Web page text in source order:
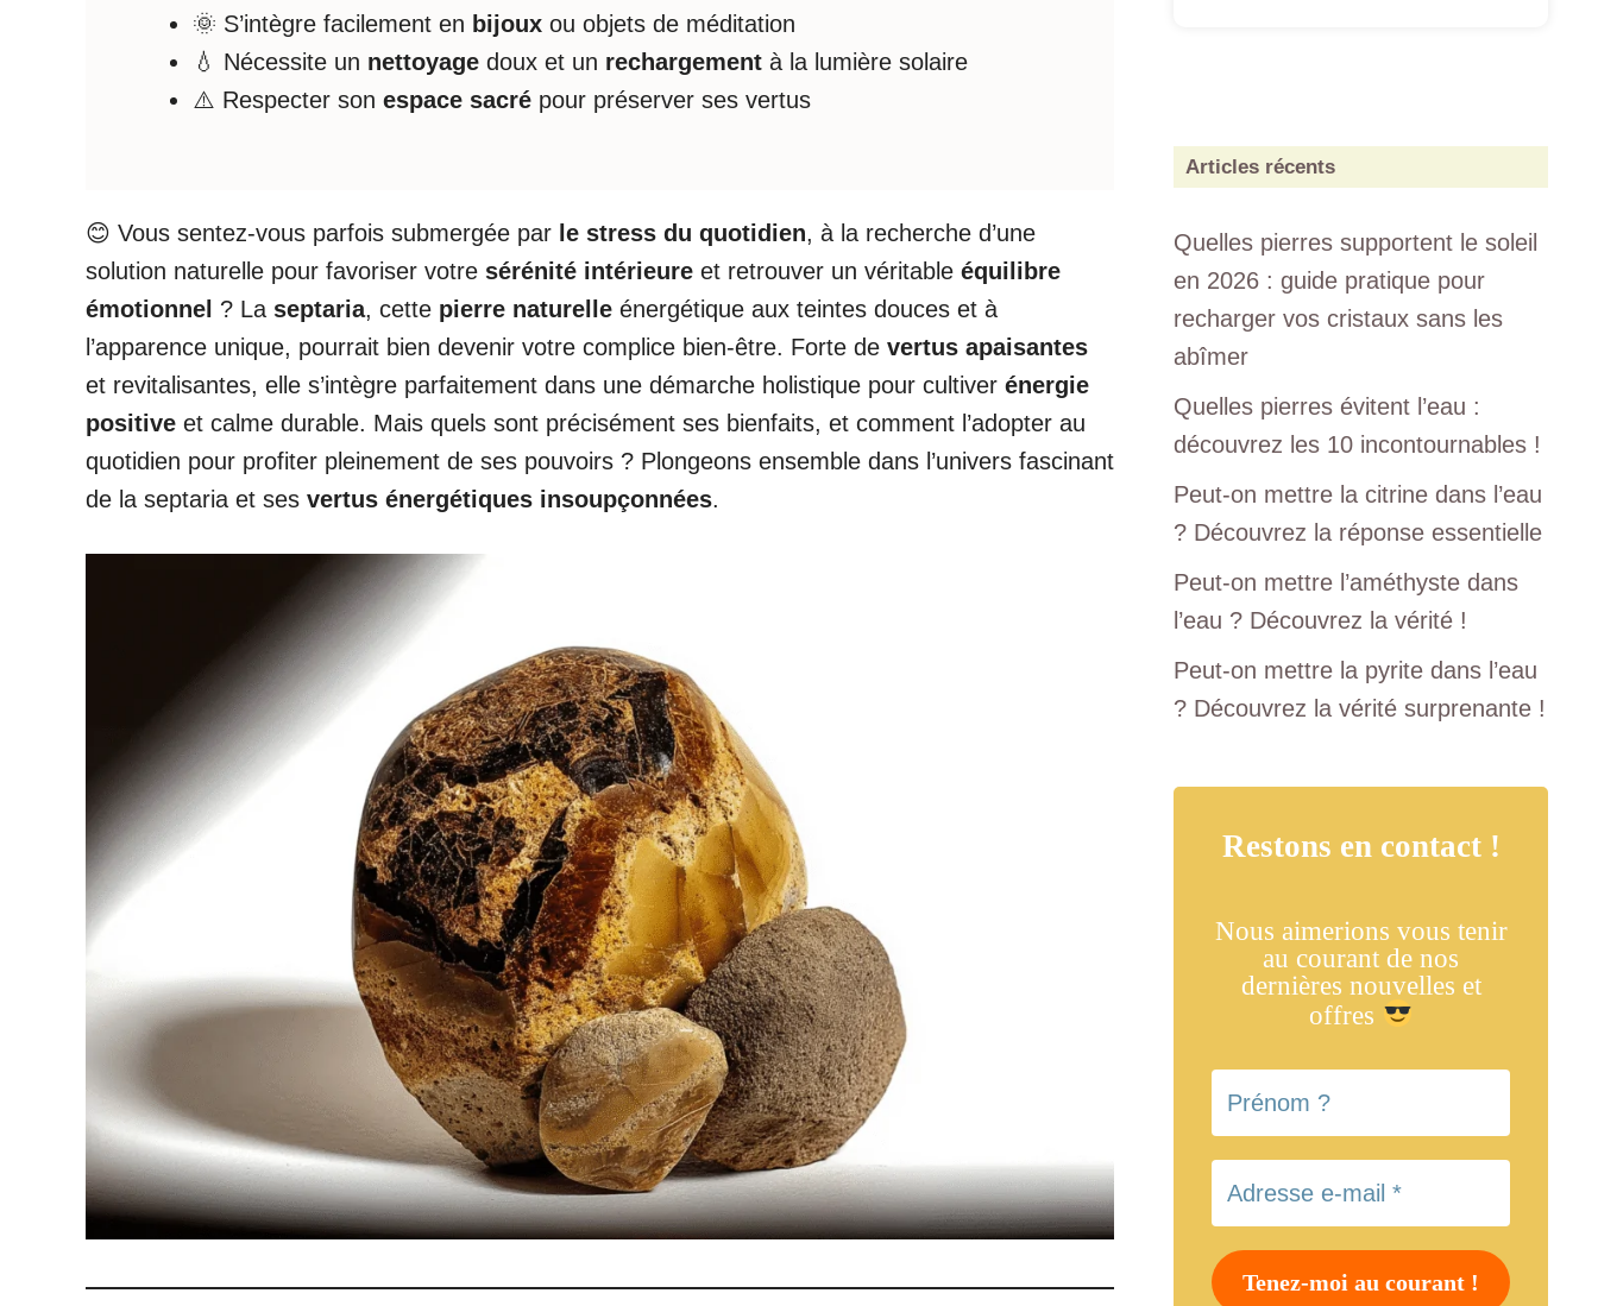
🌞 S’intègre facilement en bijoux ou objets de méditation
💧 Nécessite un nettoyage doux et un rechargement à la lumière solaire
⚠️ Respecter son espace sacré pour préserver ses vertus
😊 Vous sentez-vous parfois submergée par le stress du quotidien, à la recherche d’une
solution naturelle pour favoriser votre sérénité intérieure et retrouver un véritable équilibre
émotionnel ? La septaria, cette pierre naturelle énergétique aux teintes douces et à
l’apparence unique, pourrait bien devenir votre complice bien-être. Forte de vertus apaisantes
et revitalisantes, elle s’intègre parfaitement dans une démarche holistique pour cultiver énergie
positive et calme durable. Mais quels sont précisément ses bienfaits, et comment l’adopter au
quotidien pour profiter pleinement de ses pouvoirs ? Plongeons ensemble dans l’univers fascinant
de la septaria et ses vertus énergétiques insoupçonnées.
Articles récents
Quelles pierres supportent le soleil
en 2026 : guide pratique pour
recharger vos cristaux sans les
abîmer
Quelles pierres évitent l’eau :
découvrez les 10 incontournables !
Peut-on mettre la citrine dans l’eau
? Découvrez la réponse essentielle
Peut-on mettre l’améthyste dans
l’eau ? Découvrez la vérité !
Peut-on mettre la pyrite dans l’eau
? Découvrez la vérité surprenante !
Restons en contact !
Nous aimerions vous tenir
au courant de nos
dernières nouvelles et
offres